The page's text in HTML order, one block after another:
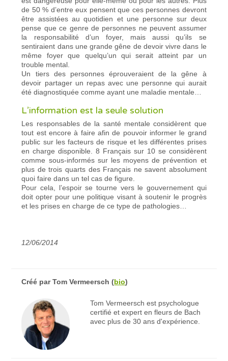
de 50 % d’entre eux pensent que ces personnes devront
être assistées au quotidien et une personne sur deux
pense que ce genre de personnes ne peuvent assumer
la responsabilité d’un foyer, mais aussi qu’ils se
sentiraient dans une grande gêne de devoir vivre dans le
même foyer que quelqu’un qui serait atteint par un
trouble mental.
Un tiers des personnes éprouveraient de la gêne à
devoir partager un repas avec une personne qui aurait
été diagnostiquée comme ayant une maladie mentale…
L’information est la seule solution
Les responsables de la santé mentale considèrent que
tout est encore à faire afin de pouvoir informer le grand
public sur les facteurs de risque et les différentes prises
en charge disponible. 8 Français sur 10 se considèrent
comme sous-informés sur les moyens de prévention et
plus de trois quarts des Français ne savent absolument
quoi faire dans un tel cas de figure.
Pour cela, l’espoir se tourne vers le gouvernement qui
doit opter pour une politique visant à soutenir le progrès
et les prises en charge de ce type de pathologies…
12/06/2014
Créé parTom Vermeersch (bio)
Tom Vermeersch est psychologue
certifié et expert en fleurs de Bach
avec plus de 30 ans d'expérience.